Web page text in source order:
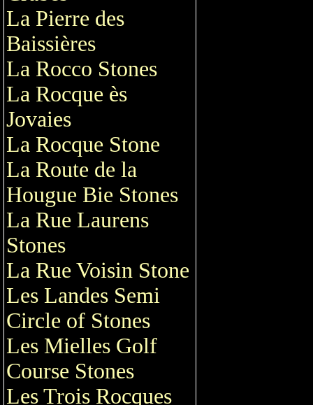
La Pierre des
Baissières
La Rocco Stones
La Rocque ès
Jovaies
La Rocque Stone
La Route de la
Hougue Bie Stones
La Rue Laurens
Stones
La Rue Voisin Stone
Les Landes Semi
Circle of Stones
Les Mielles Golf
Course Stones
Les Trois Rocques